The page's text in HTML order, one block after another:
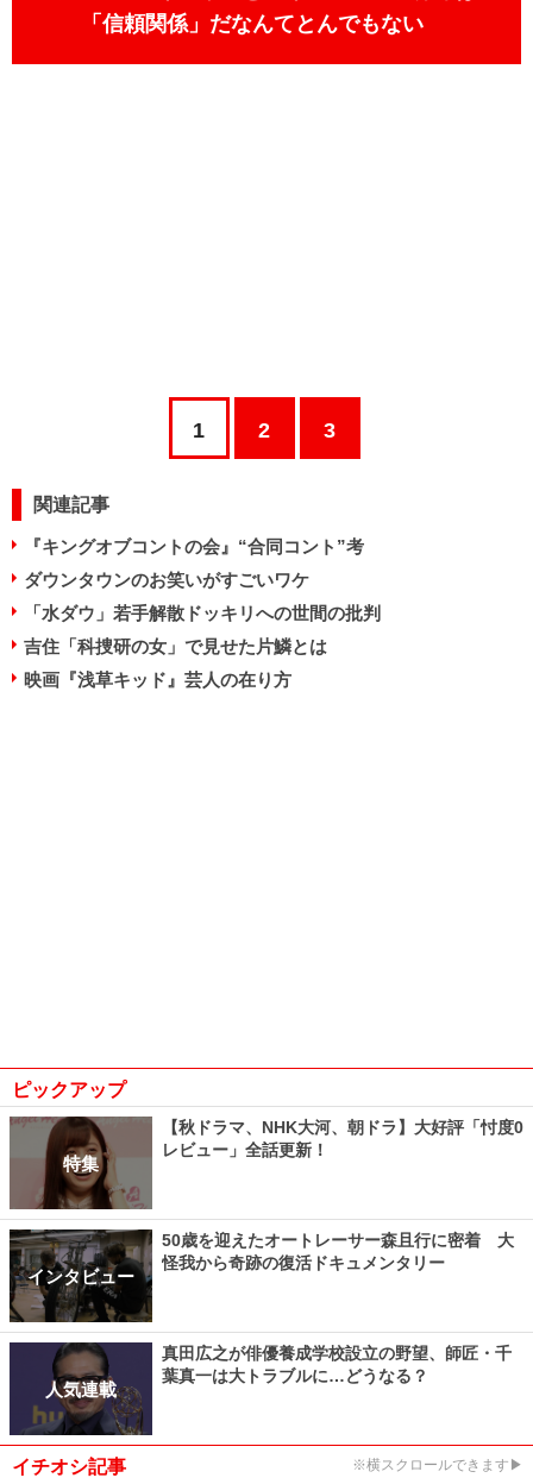
「信頼関係」だなんてとんでもない
1 2 3
関連記事
『キングオブコントの会』“合同コント”考
ダウンタウンのお笑いがすごいワケ
「水ダウ」若手解散ドッキリへの世間の批判
吉住「科捜研の女」で見せた片鱗とは
映画『浅草キッド』芸人の在り方
ピックアップ
特集
【秋ドラマ、NHK大河、朝ドラ】大好評「忖度0
レビュー」全話更新！
インタビュー
50歳を迎えたオートレーサー森且行に密着 大
怪我から奇跡の復活ドキュメンタリー
人気連載
真田広之が俳優養成学校設立の野望、師匠・千
葉真一は大トラブルに…どうなる？
イチオシ記事 ※横スクロールできます▶